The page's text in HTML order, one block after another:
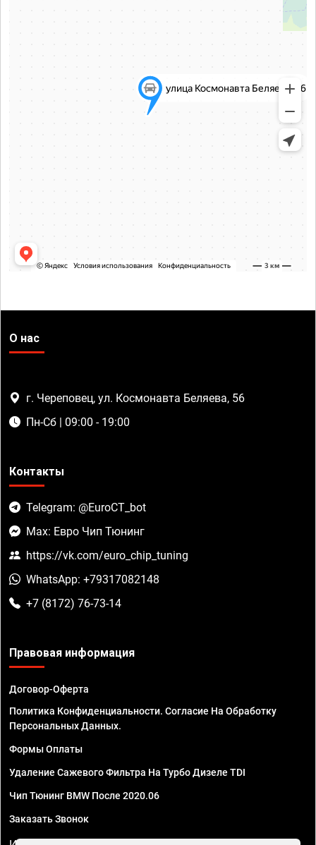
О нас
г. Череповец, ул. Космонавта Беляева, 56
Пн-Сб | 09:00 - 19:00
Контакты
Telegram: @EuroCT_bot
Max: Евро Чип Тюнинг
https://vk.com/euro_chip_tuning
WhatsApp: +79317082148
+7 (8172) 76-73-14
Правовая информация
Договор-Оферта
Политика Конфиденциальности. Согласие На Обработку
Персональных Данных.
Формы Оплаты
Удаление Сажевого Фильтра На Турбо Дизеле TDI
Чип Тюнинг BMW После 2020.06
Заказать Звонок